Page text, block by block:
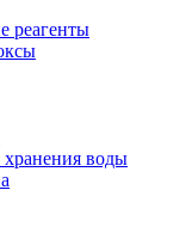
реагенты
хранения воды